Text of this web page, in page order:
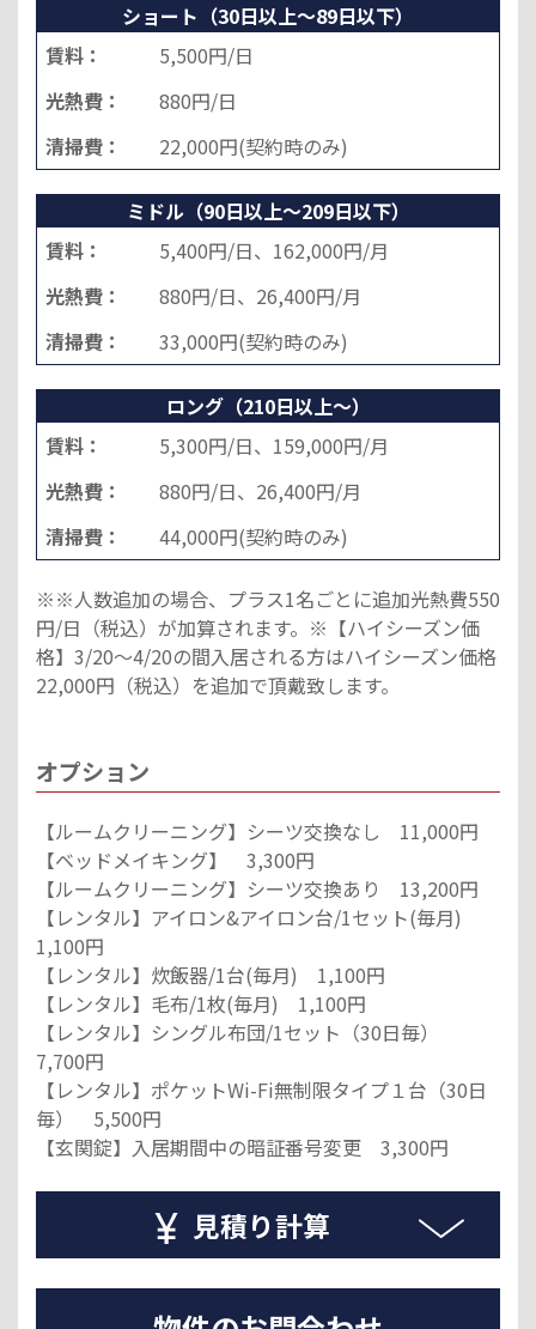
ショート（30日以上～89日以下）
賃料：
5,500円/日
光熱費：
880円/日
清掃費：
22,000円(契約時のみ)
ミドル（90日以上～209日以下）
賃料：
5,400円/日、162,000円/月
光熱費：
880円/日、26,400円/月
清掃費：
33,000円(契約時のみ)
ロング（210日以上～）
賃料：
5,300円/日、159,000円/月
光熱費：
880円/日、26,400円/月
清掃費：
44,000円(契約時のみ)
※※人数追加の場合、プラス1名ごとに追加光熱費550
円/日（税込）が加算されます。※【ハイシーズン価
格】3/20～4/20の間入居される方はハイシーズン価格
22,000円（税込）を追加で頂戴致します。
オプション
【ルームクリーニング】シーツ交換なし 11,000円
【ベッドメイキング】 3,300円
【ルームクリーニング】シーツ交換あり 13,200円
【レンタル】アイロン&アイロン台/1セット(毎月)
1,100円
【レンタル】炊飯器/1台(毎月) 1,100円
【レンタル】毛布/1枚(毎月) 1,100円
【レンタル】シングル布団/1セット（30日毎）
7,700円
【レンタル】ポケットWi-Fi無制限タイプ１台（30日
毎） 5,500円
【玄関錠】入居期間中の暗証番号変更 3,300円
見積り計算